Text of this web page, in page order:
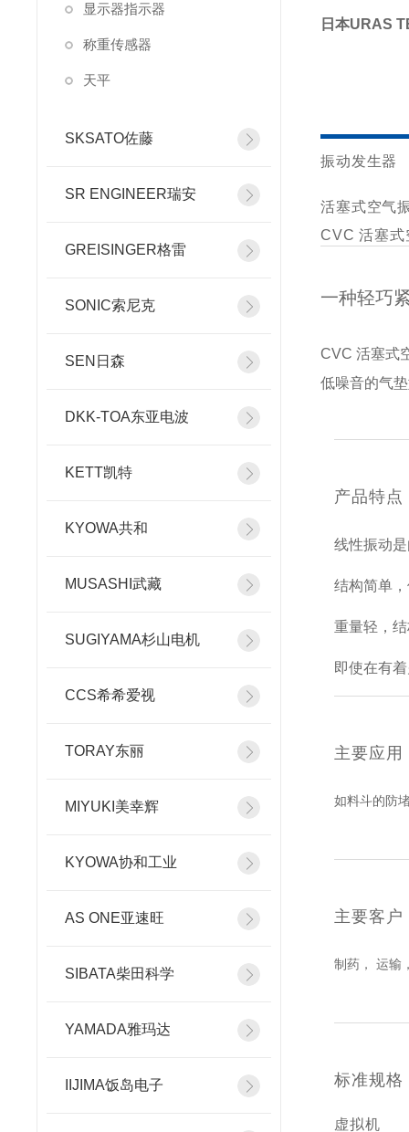
显示器指示器
称重传感器
天平
SKSATO佐藤
SR ENGINEER瑞安
GREISINGER格雷
SONIC索尼克
SEN日森
DKK-TOA东亚电波
KETT凯特
KYOWA共和
MUSASHI武藏
SUGIYAMA杉山电机
CCS希希爱视
TORAY东丽
MIYUKI美幸辉
KYOWA协和工业
AS ONE亚速旺
SIBATA柴田科学
YAMADA雅玛达
IIJIMA饭岛电子
日本URAS
振动发生器
活塞式空气
CVC 活塞式
一种轻巧
CVC 活塞式
低噪音的气
产品特点
线性振动
结构简单
重量轻，
即使在有
主要应用
如料斗的防
主要客户
制药， 运输
标准规格
虚拟机